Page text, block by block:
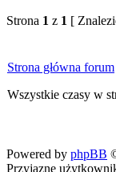
Strona 1 z 1 [
Strona główna forum
Wszystkie czasy w
Powered by phpBB
Przyjazne